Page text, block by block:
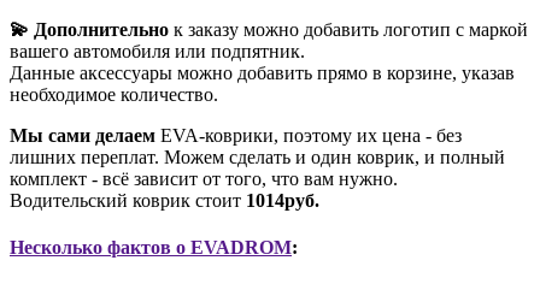
💫 Дополнительно к заказу можно добавить логотип с маркой
вашего автомобиля или подпятник.
Данные аксессуары можно добавить прямо в корзине, указав
необходимое количество.
Мы сами делаем EVA-коврики, поэтому их цена - без
лишних переплат. Можем сделать и один коврик, и полный
комплект - всё зависит от того, что вам нужно.
Водительский коврик стоит 1014руб.
Несколько фактов о EVADROM: